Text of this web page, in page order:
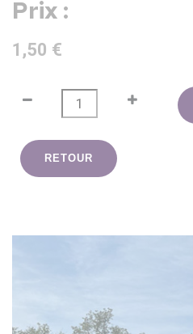
Prix :
1,50 €
RETOUR